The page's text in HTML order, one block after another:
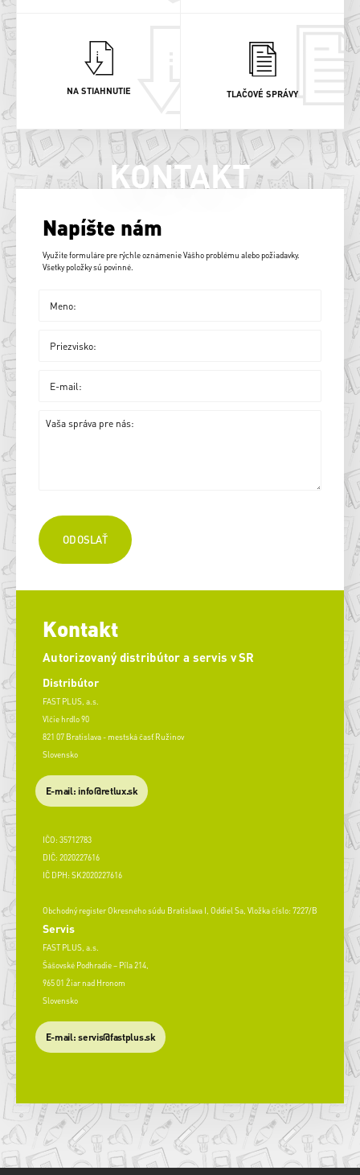
NA STIAHNUTIE TLAČOVÉ SPRÁVY
KONTAKT
Napíšte nám
Využite formuláre pre rýchle oznámenie Vášho problému alebo požiadavky.
Všetky položky sú povinné.
Kontakt
Autorizovaný distribútor a servis v SR
Distribútor
FAST PLUS, a.s.
Vlčie hrdlo 90
821 07 Bratislava - mestská časť Ružinov
Slovensko
E-mail: info@retlux.sk
IČO: 35712783
DIČ: 2020227616
IČ DPH: SK2020227616
Obchodný register Okresného súdu Bratislava I, Oddiel Sa, Vložka číslo: 7227/B
Servis
FAST PLUS, a.s.
Šášovské Podhradie – Píla 214,
965 01 Žiar nad Hronom
Slovensko
​E-mail: servis@fastplus.sk